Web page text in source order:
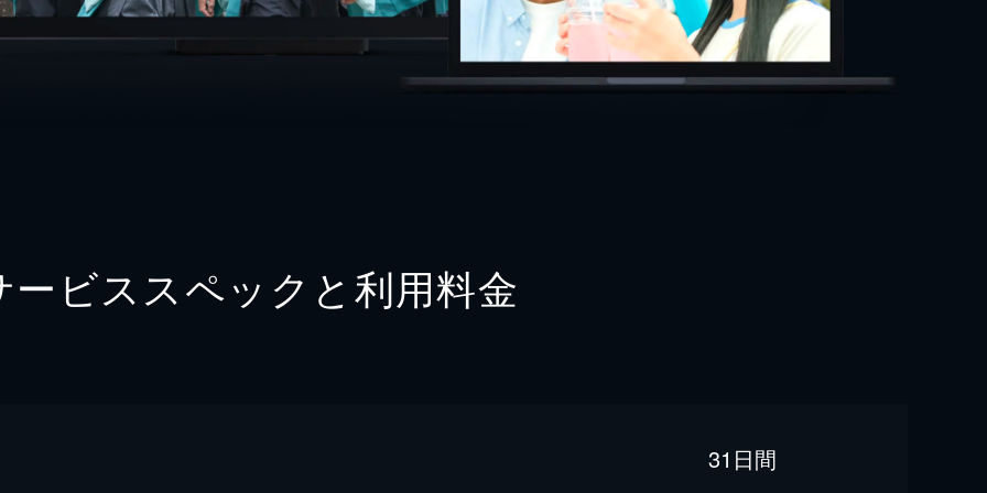
ービススペックと利用料金
31日間